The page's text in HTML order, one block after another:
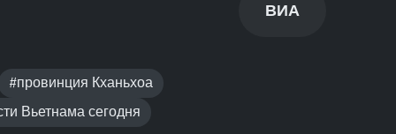
ВИА
#провинция Кханьхоа
Вьетнама сегодня